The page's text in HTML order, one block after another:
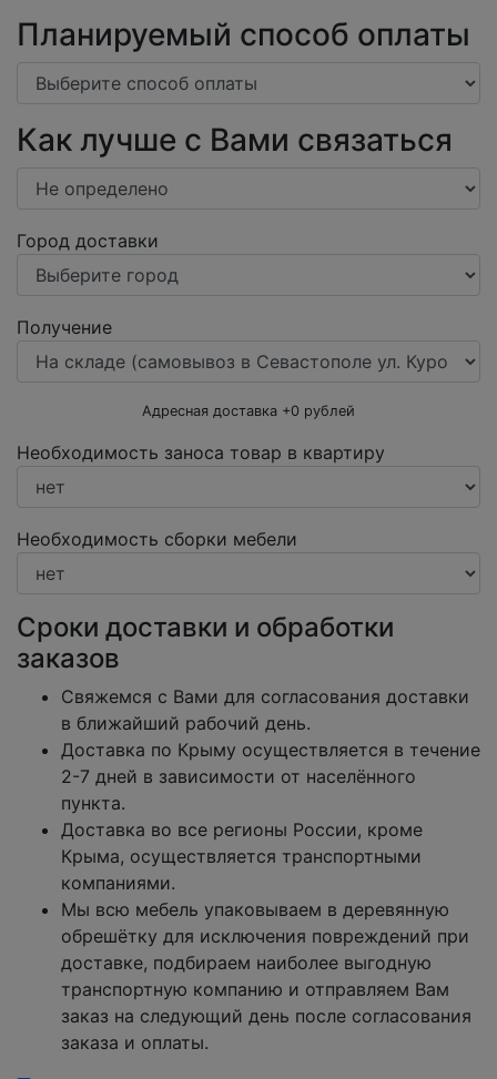
Планируемый способ оплаты
Как лучше с Вами связаться
Город доставки
Получение
Адресная доставка +0 рублей
Необходимость заноса товар в квартиру
Необходимость сборки мебели
Сроки доставки и обработки
заказов
Свяжемся с Вами для согласования доставки
в ближайший рабочий день.
Доставка по Крыму осуществляется в течение
2-7 дней в зависимости от населённого
пункта.
Доставка во все регионы России, кроме
Крыма, осуществляется транспортными
компаниями.
Мы всю мебель упаковываем в деревянную
обрешётку для исключения повреждений при
доставке, подбираем наиболее выгодную
транспортную компанию и отправляем Вам
заказ на следующий день после согласования
заказа и оплаты.